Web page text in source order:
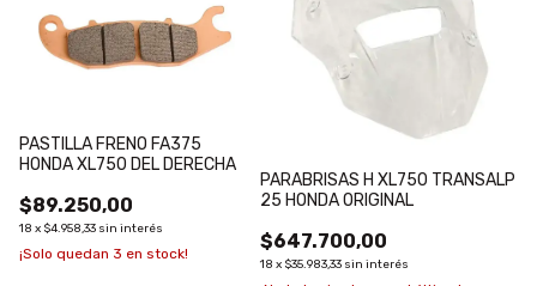
PASTILLA FRENO FA375
HONDA XL750 DEL DERECHA
$89.250,00
18 x $4.958,33 sin interés
¡Solo quedan 3 en stock!
PARABRISAS H XL750 TRANSALP
25 HONDA ORIGINAL
$647.700,00
18 x $35.983,33 sin interés